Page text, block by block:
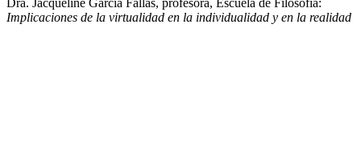
Implicaciones de la virtualidad en la individualidad y en la realidad